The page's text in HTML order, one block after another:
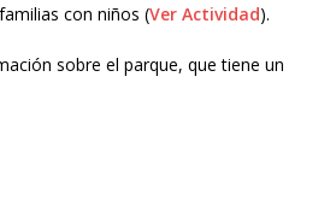
con niños (Ver Actividad).
sobre el parque, que tiene un